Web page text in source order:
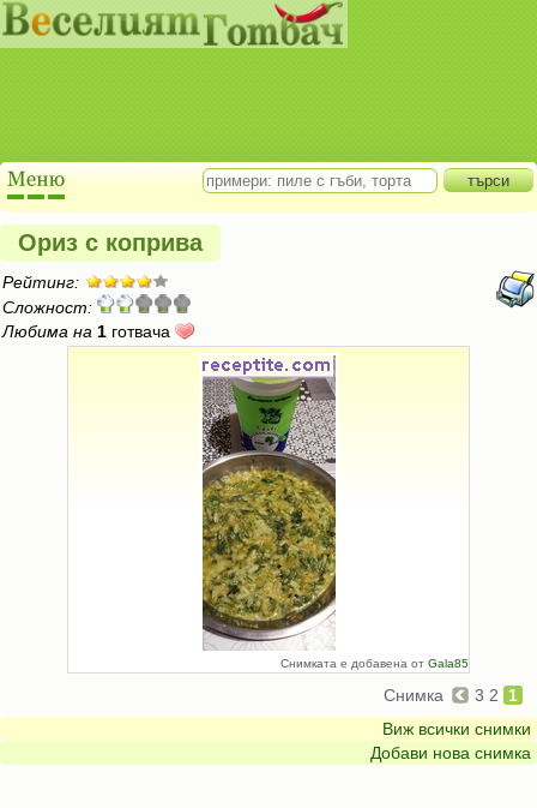
Ориз с коприва
Рейтинг:
Сложност:
Любима на 1 готвача
Снимката е добавена от Gala85
Снимка 3 2
1
Виж всички снимки
Добави нова снимка